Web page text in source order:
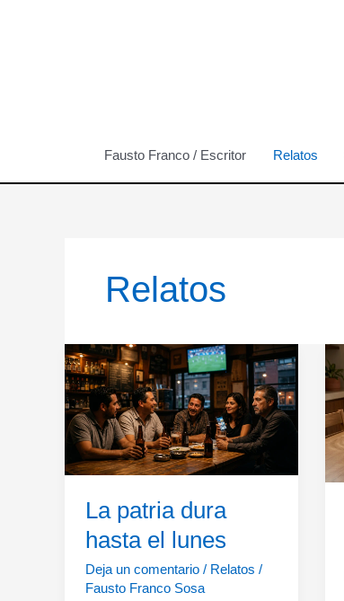
Fausto Franco / Escritor Relatos
Relatos
La patria dura
hasta el lunes
Deja un comentario / Relatos /
Fausto Franco Sosa